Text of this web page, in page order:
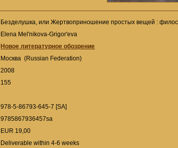
Безделушка, или Жертвоприношение простых вещей :
Elena Mel'nikova-Grigor'eva
Новое литературное обозрение
Москва (Russian Federation)
2008
155
978-5-86793-645-7 [SA]
9785867936457sa
EUR 19,00
Deliverable within 4-6 weeks